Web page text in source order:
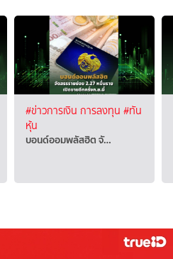
#ข่าวการเงิน การลงทุน #ทัน
หุ้น
บอนด์ออมพลัสฮิต จั…